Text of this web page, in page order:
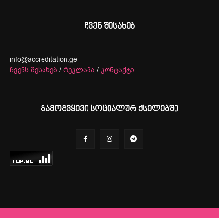
ჩვენ შესახებ
info@accreditation.ge
ჩვენს შესახებ / რეკლამა / კონტაქტი
გამოგვყევი სოციალურ ქსელებში